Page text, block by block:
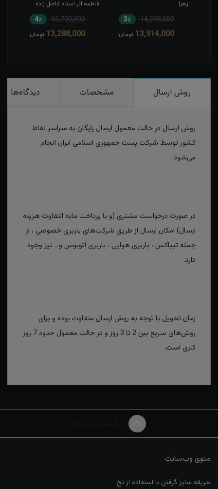
زهرا
14,288,000 3٪
13,914,000 تومان
فاطمه اثر استاد فاضل زاده
13,790,000 4٪
13,288,000 تومان
روش ارسال مشخصات دیدگاه‌ها
روش ارسال در حالت معمول ارسال رایگان به سراسر نقاط
کشور توسط شرکت پست جمهوری اسلامی ایران انجام
می‌شود.
در صورت درخواست مشتری (و با پرداخت مابه التفاوت هزینه
ارسال) امکان ارسال از طریق شرکت‌های باربری خصوصی ، از
جمله تیپاکس ، باربری هوایی ، باربری اتوبوس و... نیز وجود
دارد.
زمان تحویل با توجه به روش ارسال متفاوت بوده و برای
روش‌های سریع بین 2 تا 3 روز و در حالت معمول حدود 7 روز
کاری است.
منوی وب‌سایت
طریقه سایز گرفتن با استفاده از نخ